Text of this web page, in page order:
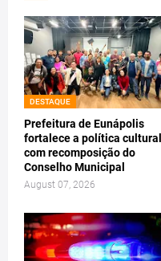
DESTAQUE
Prefeitura de Eunápolis
fortalece a política cultural
com recomposição do
Conselho Municipal
August 07, 2026